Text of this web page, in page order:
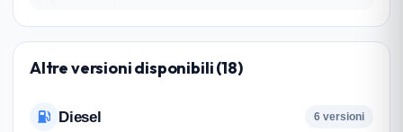
Altre versioni disponibili (18)
Diesel 6 versioni